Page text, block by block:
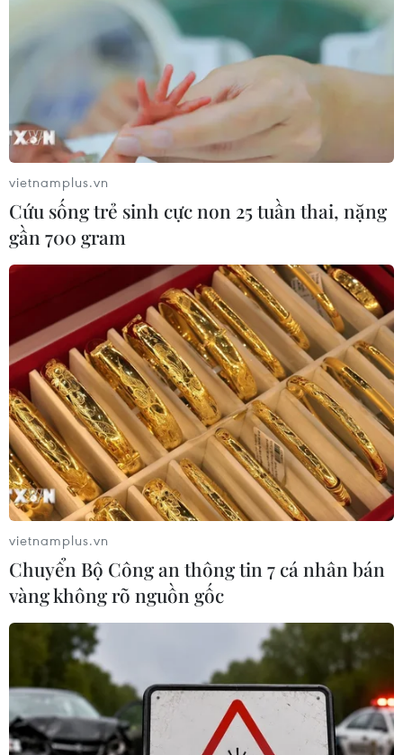
vietnamplus.vn
Cứu sống trẻ sinh cực non 25 tuần thai, nặng
gần 700 gram
vietnamplus.vn
Chuyển Bộ Công an thông tin 7 cá nhân bán
vàng không rõ nguồn gốc